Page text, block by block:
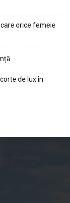
orice femeie
de lux in